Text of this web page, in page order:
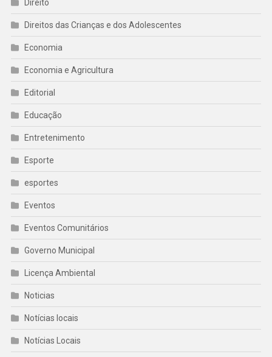
Direito
Direitos das Crianças e dos Adolescentes
Economia
Economia e Agricultura
Editorial
Educação
Entretenimento
Esporte
esportes
Eventos
Eventos Comunitários
Governo Municipal
Licença Ambiental
Noticias
Notícias locais
Notícias Locais